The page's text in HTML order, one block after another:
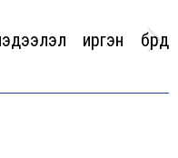
иргэн бүрд